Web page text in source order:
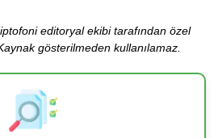
editoryal ekibi tarafından özel
gösterilmeden kullanılamaz.